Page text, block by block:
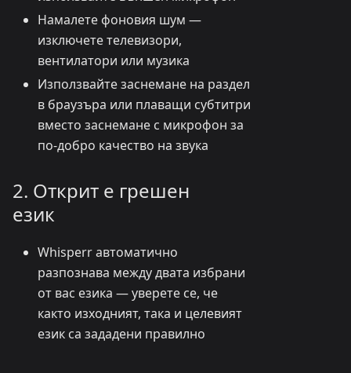
Намалете фоновия шум —
изключете телевизори,
вентилатори или музика
Използвайте заснемане на раздел
в браузъра или плаващи субтитри
вместо заснемане с микрофон за
по-добро качество на звука
2. Открит е грешен
език
Whisperr автоматично
разпознава между двата избрани
от вас езика — уверете се, че
както изходният, така и целевият
език са зададени правилно